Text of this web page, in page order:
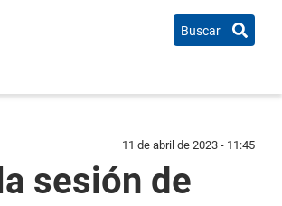
Buscar
11 de abril de 2023 - 11:45
sesión de